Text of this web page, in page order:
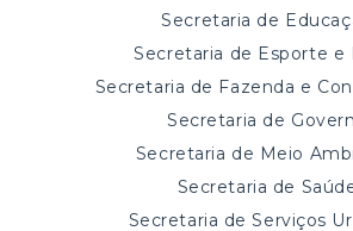
Secretaria de
Secretaria de Esporte e
Secretaria de Fazenda e
Secretaria de
Secretaria de Meio
Secretaria de
Secretaria de Serviços